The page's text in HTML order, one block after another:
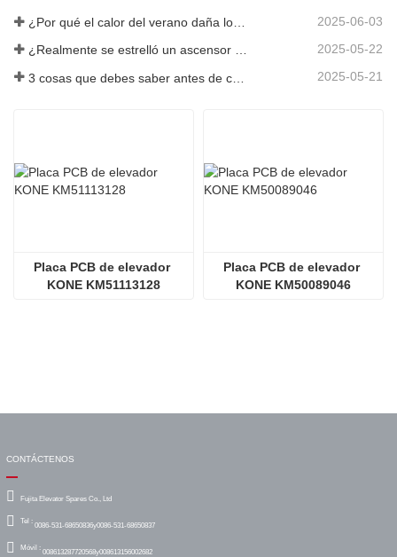
2025-06-03
¿Realmente se estrelló un ascensor en el piso 40? 2025-05-22
2025-05-21
Placa PCB de elevador
KONE KM51113128
Placa PCB de elevador
KONE KM50089046
CONTÁCTENOS
Fujita Elevator Spares Co., Ltd
Tel : 0086-531-68650836y0086-531-68650837
Móvil : 008613287720568y008613156002682